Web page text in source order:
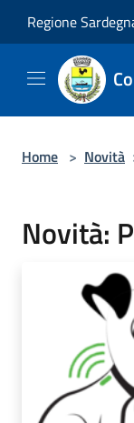
Regione
Home > Novità
Novità: